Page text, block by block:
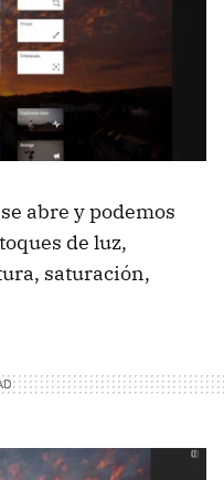
abre y podemos
de luz,
saturación,